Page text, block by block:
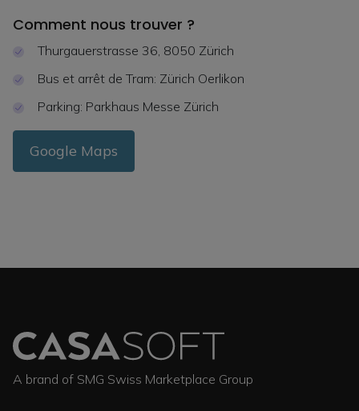
Comment nous trouver ?
Thurgauerstrasse 36, 8050 Zürich
Bus et arrêt de Tram: Zürich Oerlikon
Parking: Parkhaus Messe Zürich
Google Maps
A brand of SMG Swiss Marketplace Group